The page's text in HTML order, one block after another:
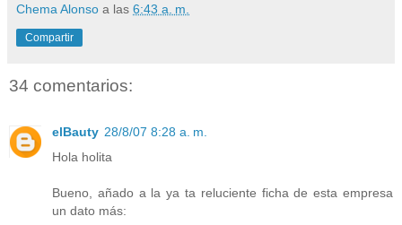
Chema Alonso a las 6:43 a. m.
Compartir
34 comentarios:
elBauty 28/8/07 8:28 a. m.
Hola holita
Bueno, añado a la ya ta reluciente ficha de esta empresa
un dato más: